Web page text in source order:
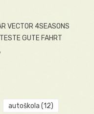
VECTOR 4SEASONS
GUTE FAHRT
autoškola (12)